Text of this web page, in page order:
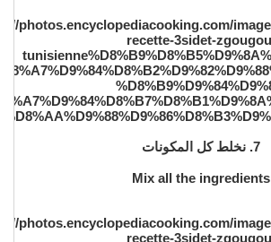
7. نخلط كل المكونات
Mix all the ingredients